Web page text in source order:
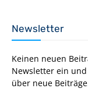
Newsletter
Keinen neuen
Newsletter ein
über neue